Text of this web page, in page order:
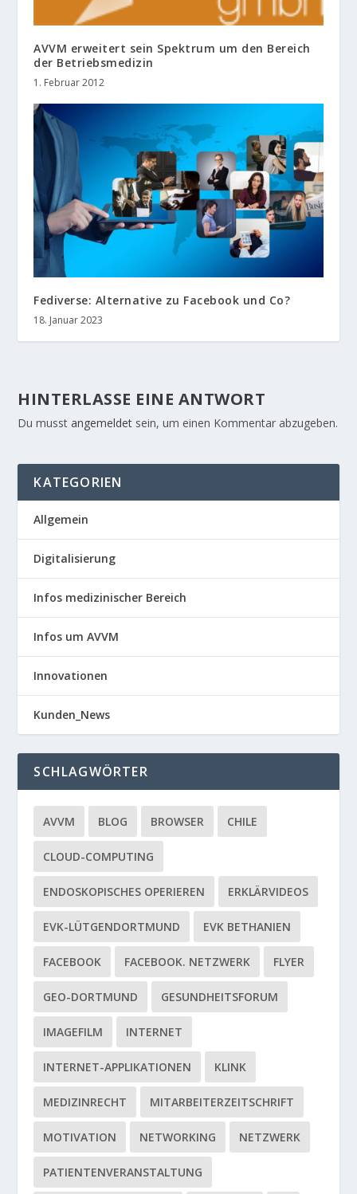
AVVM erweitert sein Spektrum um den Bereich
der Betriebsmedizin
1. Februar 2012
Fediverse: Alternative zu Facebook und Co?
18. Januar 2023
HINTERLASSE EINE ANTWORT
Du musstangemeldet sein, um einen Kommentar abzugeben.
KATEGORIEN
Allgemein
Digitalisierung
Infos medizinischer Bereich
Infos um AVVM
Innovationen
Kunden_News
SCHLAGWÖRTER
AVVM BLOG BROWSER CHILE
CLOUD-COMPUTING
ENDOSKOPISCHES OPERIEREN ERKLÄRVIDEOS
EVK-LÜTGENDORTMUND EVK BETHANIEN
FACEBOOK FACEBOOK. NETZWERK FLYER
GEO-DORTMUND GESUNDHEITSFORUM
IMAGEFILM INTERNET
INTERNET-APPLIKATIONEN KLINK
MEDIZINRECHT MITARBEITERZEITSCHRIFT
MOTIVATION NETWORKING NETZWERK
PATIENTENVERANSTALTUNG